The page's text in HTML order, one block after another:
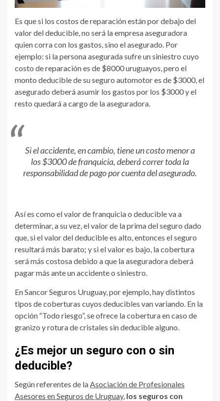
Es que si los costos de reparación están por debajo del
valor del deducible, no será la empresa aseguradora
quien corra con los gastos, sino el asegurado. Por
ejemplo: si la persona asegurada sufre un siniestro cuyo
costo de reparación es de $8000 uruguayos, pero el
monto deducible de su seguro automotor es de $3000, el
asegurado deberá asumir los gastos por los $3000 y el
resto quedará a cargo de la aseguradora.
Si el accidente, en cambio, tiene un costo menor a
los $3000 de franquicia, deberá correr toda la
responsabilidad de pago por cuenta del asegurado.
Así es como el valor de franquicia o deducible va a
determinar, a su vez, el valor de la prima del seguro dado
que, si el valor del deducible es alto, entonces el seguro
resultará más barato; y si el valor es bajo, la cobertura
será más costosa debido a que la aseguradora deberá
pagar más ante un accidente o siniestro.
EnSancor Seguros Uruguay, por ejemplo, hay distintos
tipos de coberturas cuyos deducibles van variando. En la
opción “Todo riesgo”, se ofrece la cobertura en caso de
granizo y rotura de cristales sin deducible alguno.
¿Es mejor un seguro con o sin
deducible?
Según referentes de la Asociación de Profesionales
Asesores en Seguros de Uruguay, los seguros con